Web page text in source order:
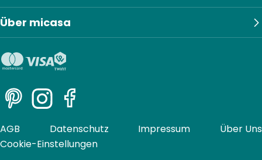
Über micasa
PinterestInstagramFacebook
AGB Datenschutz Impressum
Über Uns
Cookie-Einstellungen